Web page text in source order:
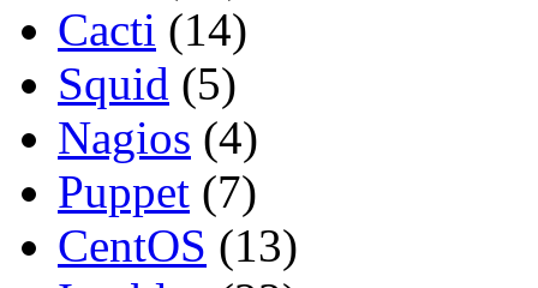
Cacti (14)
Squid (5)
Nagios (4)
Puppet (7)
CentOS (13)